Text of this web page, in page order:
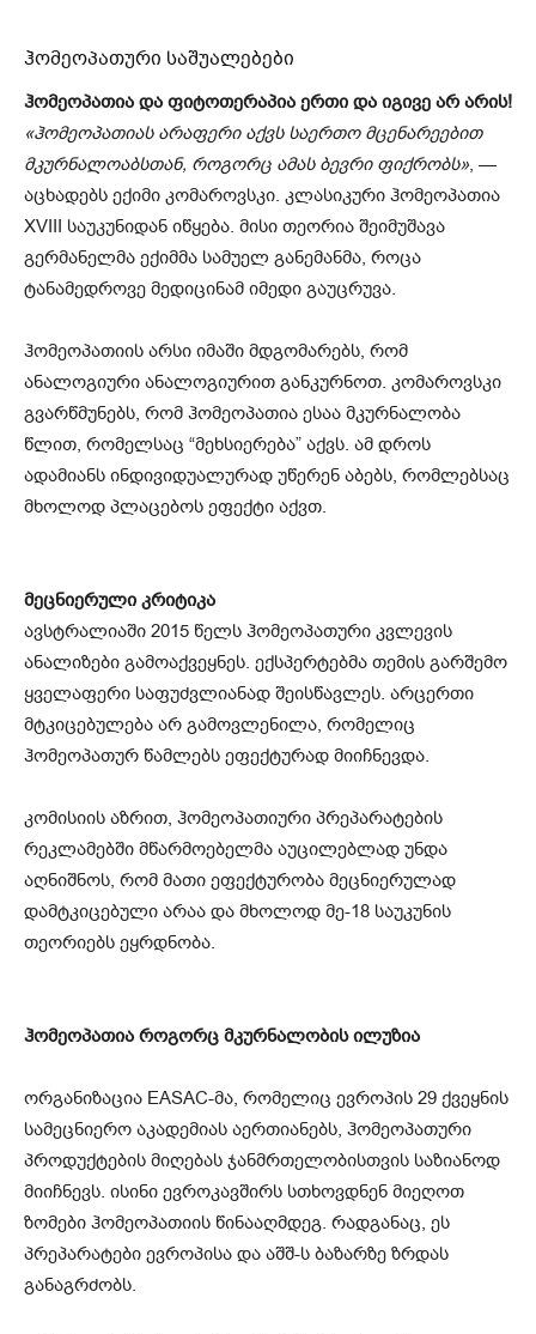
ჰომეოპათური საშუალებები
ჰომეოპათია და ფიტოთერაპია ერთი და იგივე არ არის!
«ჰომეოპათიას არაფერი აქვს საერთო მცენარეებით
მკურნალოაბსთან, როგორც ამას ბევრი ფიქრობს», —
აცხადებს ექიმი კომაროვსკი. კლასიკური ჰომეოპათია
XVIII საუკუნიდან იწყება. მისი თეორია შეიმუშავა
გერმანელმა ექიმმა სამუელ განემანმა, როცა
ტანამედროვე მედიცინამ იმედი გაუცრუვა.
ჰომეოპათიის არსი იმაში მდგომარებს, რომ
ანალოგიური ანალოგიურით განკურნოთ. კომაროვსკი
გვარწმუნებს, რომ ჰომეოპათია ესაა მკურნალობა
წლით, რომელსაც “მეხსიერება” აქვს. ამ დროს
ადამიანს ინდივიდუალურად უწერენ აბებს, რომლებსაც
მხოლოდ პლაცებოს ეფექტი აქვთ.
მეცნიერული კრიტიკა
ავსტრალიაში 2015 წელს ჰომეოპათური კვლევის
ანალიზები გამოაქვეყნეს. ექსპერტებმა თემის გარშემო
ყველაფერი საფუძვლიანად შეისწავლეს. არცერთი
მტკიცებულება არ გამოვლენილა, რომელიც
ჰომეოპათურ წამლებს ეფექტურად მიიჩნევდა.
კომისიის აზრით, ჰომეოპათიური პრეპარატების
რეკლამებში მწარმოებელმა აუცილებლად უნდა
აღნიშნოს, რომ მათი ეფექტურობა მეცნიერულად
დამტკიცებული არაა და მხოლოდ მე-18 საუკუნის
თეორიებს ეყრდნობა.
ჰომეოპათია როგორც მკურნალობის ილუზია
ორგანიზაცია EASAC-მა, რომელიც ევროპის 29 ქვეყნის
სამეცნიერო აკადემიას აერთიანებს, ჰომეოპათური
პროდუქტების მიღებას ჯანმრთელობისთვის საზიანოდ
მიიჩნევს. ისინი ევროკავშირს სთხოვდნენ მიეღოთ
ზომები ჰომეოპათიის წინააღმდეგ. რადგანაც, ეს
პრეპარატები ევროპისა და აშშ-ს ბაზარზე ზრდას
განაგრძობს.